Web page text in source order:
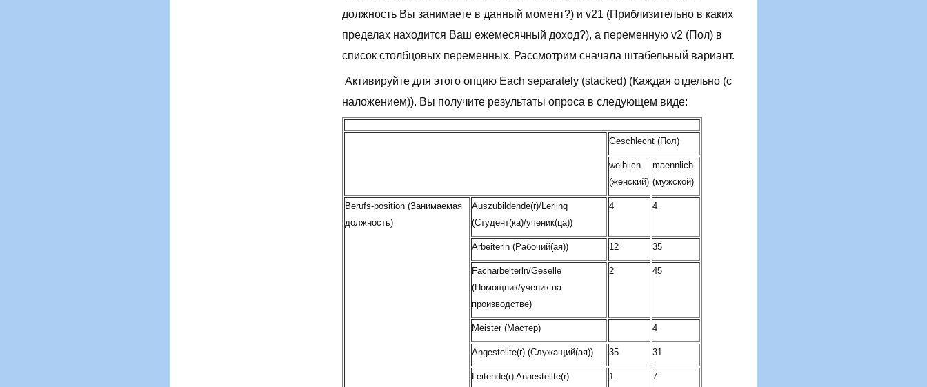
должность Вы занимаете в данный момент?) и v21 (Приблизительно в каких
пределах находится Ваш ежемесячный доход?), а переменную v2 (Пол) в
список столбцовых переменных. Рассмотрим сначала штабельный вариант.
Активируйте для этого опцию Each separately (stacked) (Каждая отдельно (с
наложением)). Вы получите результаты опроса в следующем виде:
Geschlecht (Пол)
weiblich
(женский)
maennlich
(мужской)
Berufs-position (Занимаемая
должность)
Auszubildende(r)/Lerlinq
(Студент(кa)/ученик(цa))
4 4
Arbeiterln (Рабочий(ая)) 12 35
Facharbeiterln/Geselle
(Помощник/ученик на
производстве)
2 45
Meister (Мастер) 4
Angestellte(r) (Служащий(ая)) 35 31
Leitende(r) Anaestellte(r)
1 7